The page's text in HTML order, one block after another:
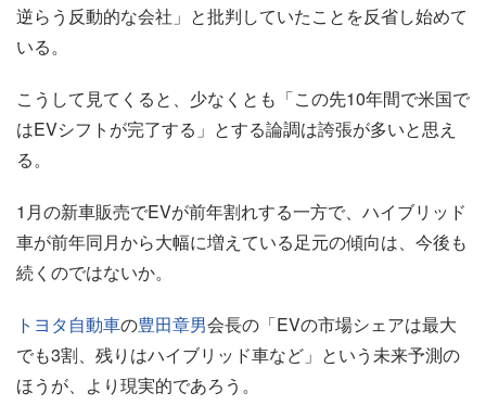
逆らう反動的な会社」と批判していたことを反省し始めて
いる。
こうして見てくると、少なくとも「この先10年間で米国で
はEVシフトが完了する」とする論調は誇張が多いと思え
る。
1月の新車販売でEVが前年割れする一方で、ハイブリッド
車が前年同月から大幅に増えている足元の傾向は、今後も
続くのではないか。
トヨタ自動車の豊田章男会長の「EVの市場シェアは最大
でも3割、残りはハイブリッド車など」という未来予測の
ほうが、より現実的であろう。